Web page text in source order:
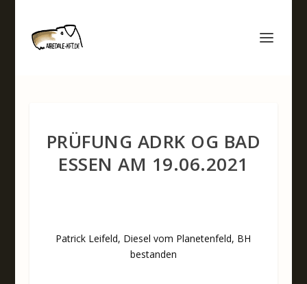
PRÜFUNG ADRK OG BAD
ESSEN AM 19.06.2021
Patrick Leifeld, Diesel vom Planetenfeld, BH
bestanden